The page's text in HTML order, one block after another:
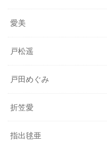
愛美
戸松遥
戸田めぐみ
折笠愛
指出毬亜